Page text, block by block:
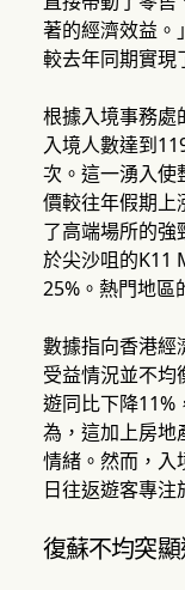
著的經濟效益。
較去年同期實現
根據入境事務處
入境人數達到
次。這一湧入使
價較往年假期上
了高端場所的強
於尖沙咀的K11
25%。熱門地區
數據指向香港經
受益情況並不均
遊同比下降11%
為，這加上房地
情緒。然而，入
日往返遊客專注
復蘇不均突